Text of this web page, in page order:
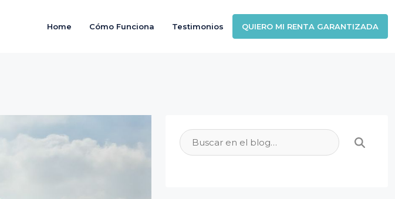
Home Cómo Funciona Testimonios QUIERO MI RENTA GARANTIZADA